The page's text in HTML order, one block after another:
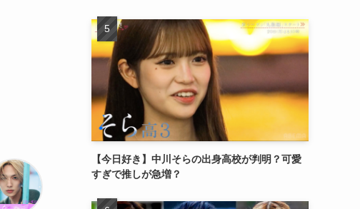
【今日好き】中川そらの出身高校が判明？可愛
すぎで推しが急増？